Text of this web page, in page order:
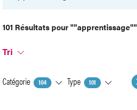
101 Résultats pour""apprentissage""
Tri
Catégorie 104 Type 101